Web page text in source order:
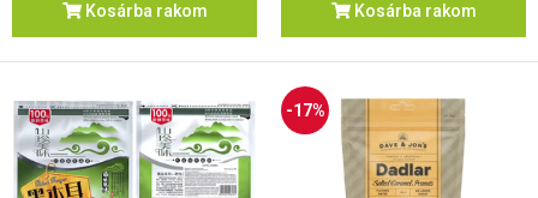
Kosárba rakom Kosárba rakom
-17%